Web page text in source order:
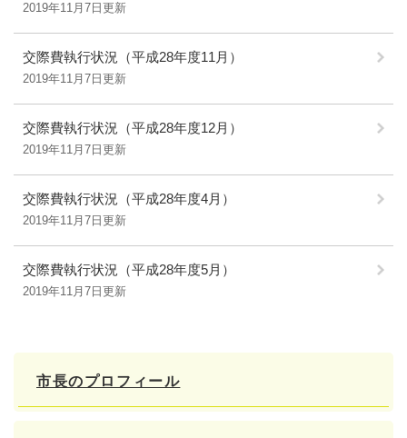
2019年11月7日更新
交際費執行状況（平成28年度11月）
2019年11月7日更新
交際費執行状況（平成28年度12月）
2019年11月7日更新
交際費執行状況（平成28年度4月）
2019年11月7日更新
交際費執行状況（平成28年度5月）
2019年11月7日更新
市長のプロフィール